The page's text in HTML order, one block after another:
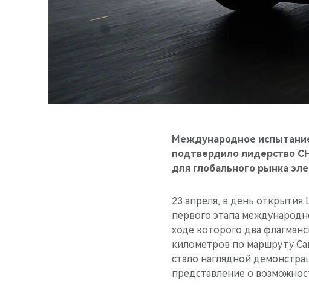
Международное
подтвердило лидерство
для глобального рынка
23 апреля, в день открытия
первого этапа
ходе которого два
километров по маршруту
стало наглядной
представление о